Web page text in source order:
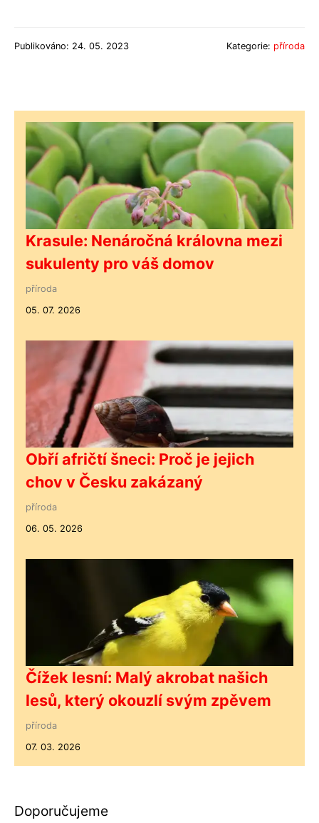
Publikováno: 24. 05. 2023 Kategorie: příroda
Krasule: Nenáročná královna mezi
sukulenty pro váš domov
příroda
05. 07. 2026
Obří afričtí šneci: Proč je jejich
chov v Česku zakázaný
příroda
06. 05. 2026
Čížek lesní: Malý akrobat našich
lesů, který okouzlí svým zpěvem
příroda
07. 03. 2026
Doporučujeme